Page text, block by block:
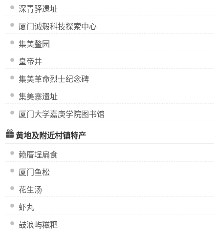
深青驿遗址
厦门诚毅科技探索中心
集美鳌园
皇帝井
集美革命烈士纪念碑
集美寨遗址
厦门大学嘉庚学院图书馆
黄地及附近村镇特产
赖厝埕扁食
厦门鱼松
花生汤
虾丸
鼓浪屿糍粑